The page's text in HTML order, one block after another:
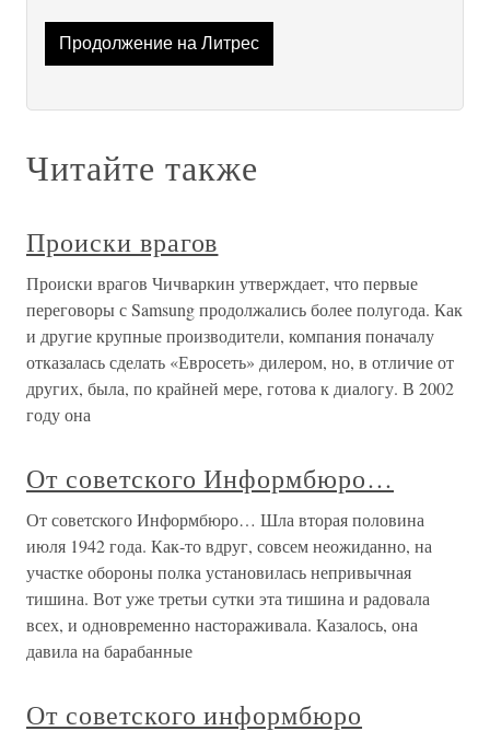
Продолжение на Литрес
Читайте также
Происки врагов
Происки врагов Чичваркин утверждает, что первые
переговоры с Samsung продолжались более полугода. Как
и другие крупные производители, компания поначалу
отказалась сделать «Евросеть» дилером, но, в отличие от
других, была, по крайней мере, готова к диалогу. В 2002
году она
От советского Информбюро…
От советского Информбюро… Шла вторая половина
июля 1942 года. Как-то вдруг, совсем неожиданно, на
участке обороны полка установилась непривычная
тишина. Вот уже третьи сутки эта тишина и радовала
всех, и одновременно настораживала. Казалось, она
давила на барабанные
От советского информбюро